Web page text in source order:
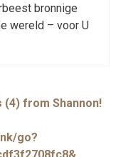
bronnige
wereld – voor U
(4) from Shannon!
go?